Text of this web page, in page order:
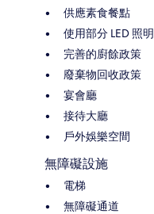
供應素食餐點
使用部分 LED 照明
完善的廚餘政策
廢棄物回收政策
宴會廳
接待大廳
戶外娛樂空間
無障礙設施
電梯
無障礙通道